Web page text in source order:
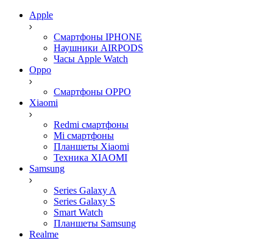
Apple
Смартфоны IPHONE
Наушники AIRPODS
Часы Apple Watch
Oppo
Смартфоны OPPO
Xiaomi
Redmi смартфоны
Mi смартфоны
Планшеты Xiaomi
Техника XIAOMI
Samsung
Series Galaxy A
Series Galaxy S
Smart Watch
Планшеты Samsung
Realme